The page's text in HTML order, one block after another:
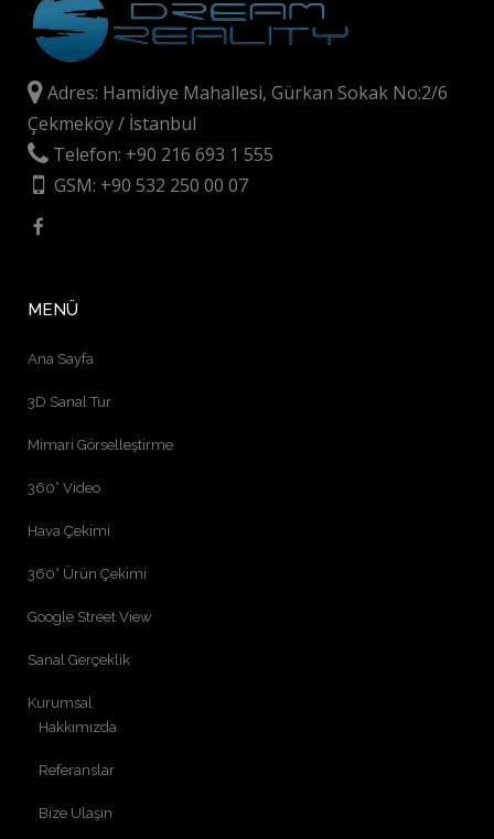
Adres: Hamidiye Mahallesi, Gürkan Sokak No:2/6
Çekmeköy / İstanbul
Telefon: +90 216 693 1 555
GSM: +90 532 250 00 07
MENÜ
Ana Sayfa
3D Sanal Tur
Mimari Görselleştirme
360° Video
Hava Çekimi
360° Ürün Çekimi
Google Street View
Sanal Gerçeklik
Kurumsal
Hakkımızda
Referanslar
Bize Ulaşın